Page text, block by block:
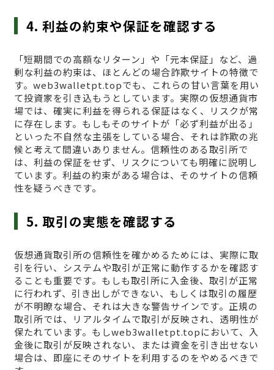
4. 利益の約束や保証を確認する
「短期間での高額なリターン」や「元本保証」など、過
剰な利益の約束は、ほとんどの場合詐欺サイトの特徴で
す。web3walletpt.topでも、これらの甘い言葉を用い
て投資家を引き込もうとしています。実際の仮想通貨市
場では、確実に利益を得られる保証はなく、リスクが常
に存在します。もしもそのサイトが「必ず利益が出る」
といった不自然な主張をしている場合、それは詐欺の兆
候と考えて間違いありません。信頼性のある取引所で
は、利益の保証をせず、リスクについても明確に説明し
ています。利益の約束がある場合は、そのサイトの信頼
性を疑うべきです。
5. 取引の実態を確認する
仮想通貨取引所の信頼性を確かめるためには、実際に取
引を行い、システムや取引が正常に動作するかを確認す
ることも重要です。もしも取引所に入金後、取引が正常
に行われず、引き出しができない、もしくは取引の履歴
が不明瞭な場合、それは大きな警告サインです。正規の
取引所では、リアルタイムで取引が反映され、透明性が
保たれています。もしweb3walletpt.topにおいて、入
金後に取引が反映されない、または資金を引き出せない
場合は、即座にそのサイトを利用するのをやめるべきで